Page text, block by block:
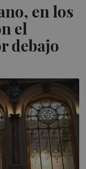
en los
el
debajo